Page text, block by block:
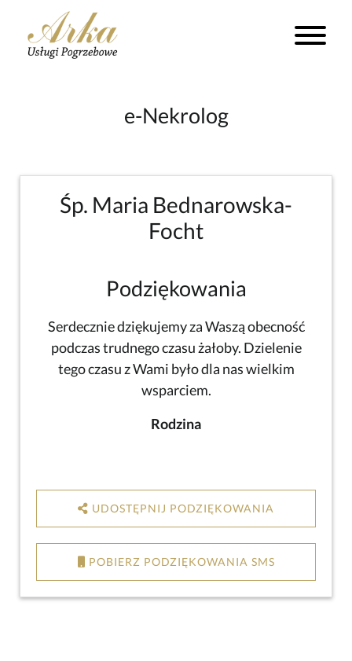
e-Nekrolog
Śp. Maria Bednarowska-
Focht
Podziękowania
Serdecznie dziękujemy za Waszą obecność
podczas trudnego czasu żałoby. Dzielenie
tego czasu z Wami było dla nas wielkim
wsparciem.
Rodzina
UDOSTĘPNIJ PODZIĘKOWANIA
POBIERZ PODZIĘKOWANIA SMS